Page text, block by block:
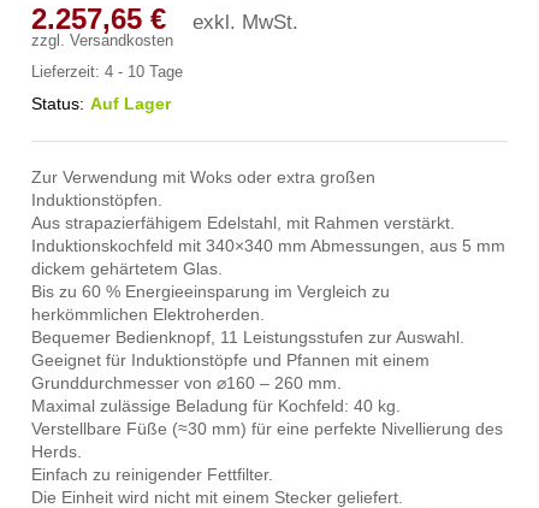
2.257,65€ exkl. MwSt.
zzgl.Versandkosten
Lieferzeit:4 - 10 Tage
Status: Auf Lager
Zur Verwendung mit Woks oder extra großen
Induktionstöpfen.
Aus strapazierfähigem Edelstahl, mit Rahmen verstärkt.
Induktionskochfeld mit 340×340 mm Abmessungen, aus 5 mm
dickem gehärtetem Glas.
Bis zu 60 % Energieeinsparung im Vergleich zu
herkömmlichen Elektroherden.
Bequemer Bedienknopf, 11 Leistungsstufen zur Auswahl.
Geeignet für Induktionstöpfe und Pfannen mit einem
Grunddurchmesser von ⌀160 – 260 mm.
Maximal zulässige Beladung für Kochfeld: 40 kg.
Verstellbare Füße (≈30 mm) für eine perfekte Nivellierung des
Herds.
Einfach zu reinigender Fettfilter.
Die Einheit wird nicht mit einem Stecker geliefert.